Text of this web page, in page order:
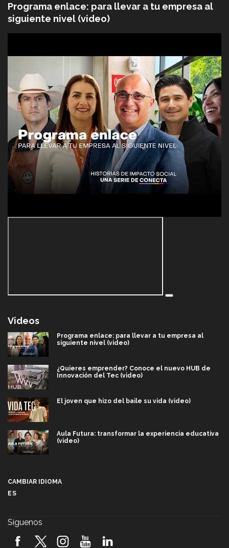
Programa enlace: para llevar a tu empresa al
siguiente nivel (video)
Videos
Programa enlace: para llevar a tu empresa al
siguiente nivel (video)
¿Quieres emprender? Conoce el nuevo HUB de
Innovación del Tec (video)
El joven que hizo del baile su vida (video)
Aula Futura: transformar la experiencia educativa
(video)
2026! (video)
CAMBIAR IDIOMA
ES
Síguenos